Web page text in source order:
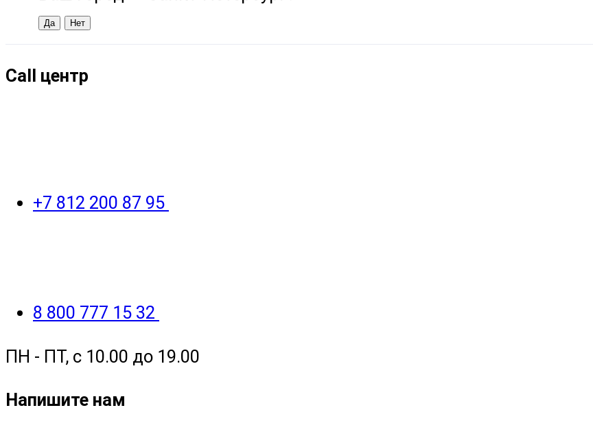
Call центр
+7 812 200 87 95
8 800 777 15 32
ПН - ПТ, с 10.00 до 19.00
Напишите нам